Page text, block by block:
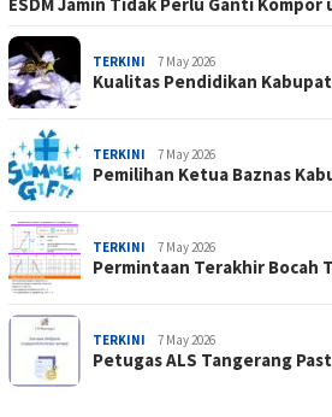
TERKINI 7 May 2026
Kualitas Pendidikan
TERKINI 7 May 2026
Pemilihan Ketua Baznas
TERKINI 7 May 2026
Permintaan Terakhir Bocah
TERKINI 7 May 2026
Petugas ALS Tangerang